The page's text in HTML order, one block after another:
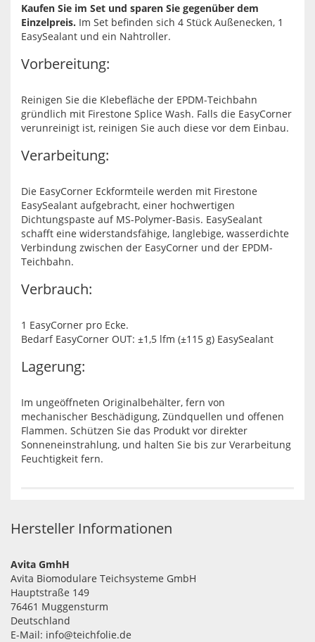
Kaufen Sie im Set und sparen Sie gegenüber dem
Einzelpreis. Im Set befinden sich 4 Stück Außenecken, 1
EasySealant und ein Nahtroller.
Vorbereitung:
Reinigen Sie die Klebefläche der EPDM-Teichbahn
gründlich mit Firestone Splice Wash. Falls die EasyCorner
verunreinigt ist, reinigen Sie auch diese vor dem Einbau.
Verarbeitung:
Die EasyCorner Eckformteile werden mit Firestone
EasySealant aufgebracht, einer hochwertigen
Dichtungspaste auf MS-Polymer-Basis. EasySealant
schafft eine widerstandsfähige, langlebige, wasserdichte
Verbindung zwischen der EasyCorner und der EPDM-
Teichbahn.
Verbrauch:
1 EasyCorner pro Ecke.
Bedarf EasyCorner OUT: ±1,5 lfm (±115 g) EasySealant
Lagerung:
Im ungeöffneten Originalbehälter, fern von
mechanischer Beschädigung, Zündquellen und offenen
Flammen. Schützen Sie das Produkt vor direkter
Sonneneinstrahlung, und halten Sie bis zur Verarbeitung
Feuchtigkeit fern.
Hersteller Informationen
Avita GmhH
Avita Biomodulare Teichsysteme GmbH
Hauptstraße 149
76461 Muggensturm
Deutschland
E-Mail: info@teichfolie.de